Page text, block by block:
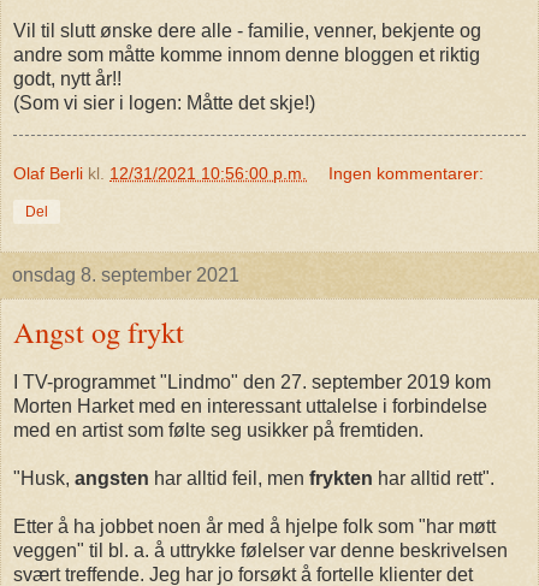
Vil til slutt ønske dere alle - familie, venner, bekjente og
andre som måtte komme innom denne bloggen et riktig
godt, nytt år!!
(Som vi sier i logen: Måtte det skje!)
Olaf Berli kl. 12/31/2021 10:56:00 p.m. Ingen kommentarer:
Del
onsdag 8. september 2021
Angst og frykt
I TV-programmet "Lindmo" den 27. september 2019 kom
Morten Harket med en interessant uttalelse i forbindelse
med en artist som følte seg usikker på fremtiden.
"Husk, angsten har alltid feil, men frykten har alltid rett".
Etter å ha jobbet noen år med å hjelpe folk som "har møtt
veggen" til bl. a. å uttrykke følelser var denne beskrivelsen
svært treffende. Jeg har jo forsøkt å fortelle klienter det